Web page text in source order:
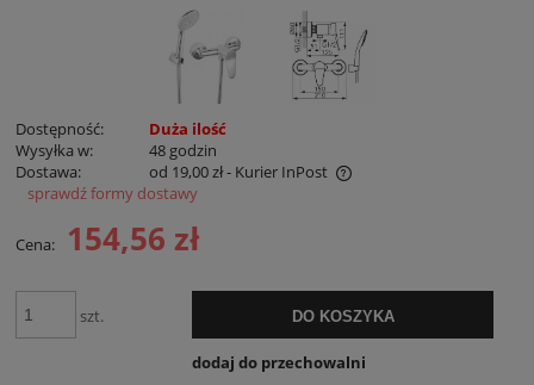
Dostępność:
Duża ilość
Wysyłka w:
48 godzin
Dostawa:
od 19,00 zł- Kurier InPost
Cena nie zawiera ewentualnych kosztów płatności
sprawdź formy dostawy
Cena: 154,56 zł
szt. DO KOSZYKA
dodaj do przechowalni